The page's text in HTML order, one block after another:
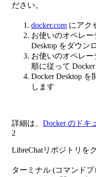
ださい。
docker.com にアク
お使いのオペレー
Desktop をダウン
お使いのオペレ
順に従って
Docker Desktop
します
詳細は、 Docker のドキ
2
LibreChatリポジトリを
ターミナル (コマンド